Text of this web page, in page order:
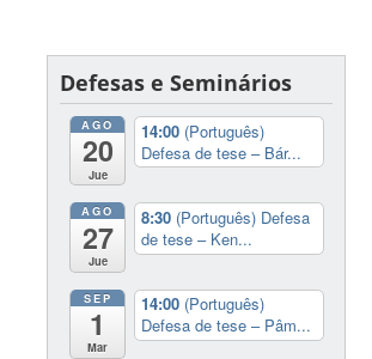
Defesas e Seminários
AGO
20
Jue
14:00 (Português)
Defesa de tese – Bár...
AGO
27
Jue
8:30 (Português) Defesa
de tese – Ken...
SEP
1
Mar
14:00 (Português)
Defesa de tese – Pâm...